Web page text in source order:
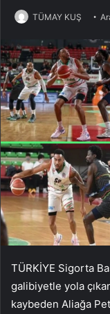
TÜMAY KUŞ
TÜRKİYE Sigorta
galibiyetle yola
kaybeden Aliağa